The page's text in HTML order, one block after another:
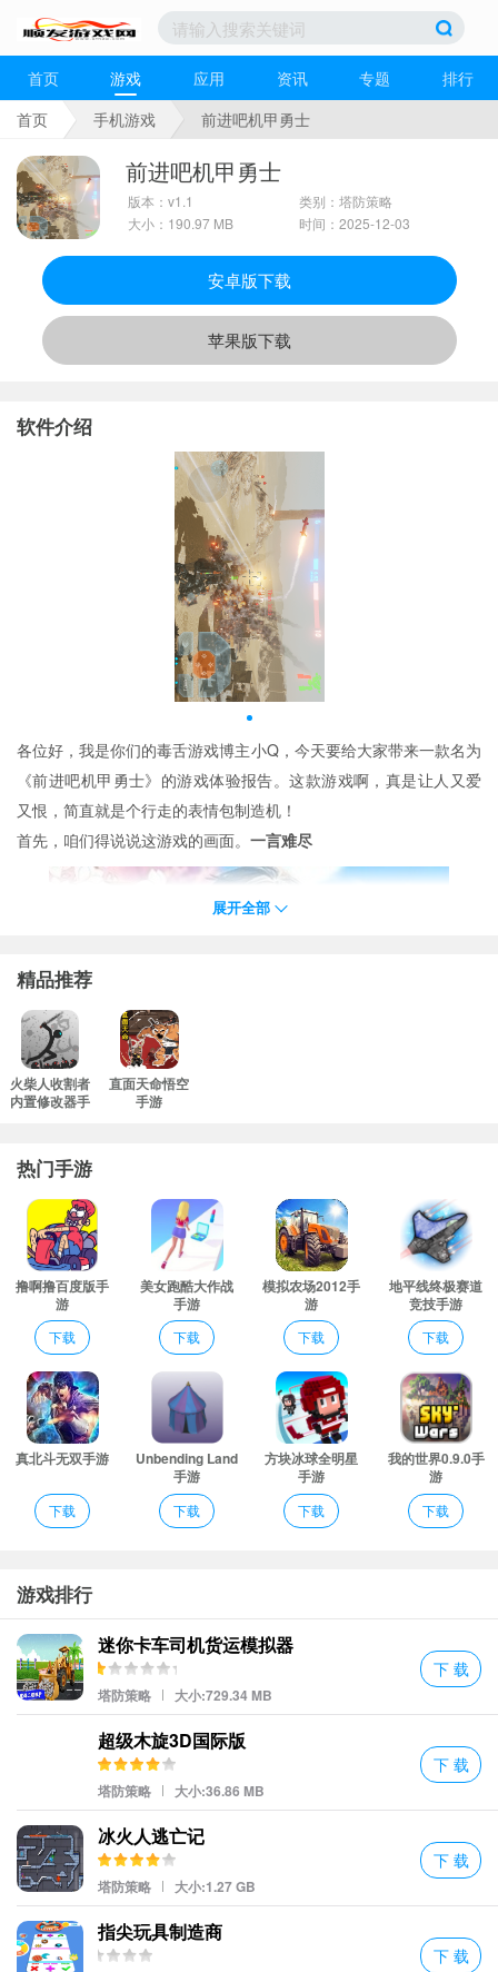
首页 游戏 应用 资讯 专题
排行
首页
手机游戏 前进吧机甲勇士
前进吧机甲勇士
版本：v1.1
大小：190.97 MB
类别：塔防策略
时间：2025-12-03
安卓版下载
苹果版下载
软件介绍
各位好，我是你们的毒舌游戏博主小Q，今天要给大家带来一款名为
《前进吧机甲勇士》的游戏体验报告。这款游戏啊，真是让人又爱
又恨，简直就是个行走的表情包制造机！
首先，咱们得说说这游戏的画面。 一言难尽
看看这色彩斑斓却又略显粗糙的画风，是不是有种回到了90年代的
感觉？但别误会，我可不是在夸它复古哦，更像是开发者对“高
说到操作，
灵敏度时高时低，有时候明明只是轻轻一点，结果却像是给敌人发
了个大招；而当你真想放大招的时候，却怎么按都没反应。这感觉
就像是在跟一个喝醉了酒的朋友玩游戏——你永远不知道下一秒会
展开全部
精品推荐
火柴人收割者
内置修改器手
直面天命悟空
手游
热门手游
撸啊撸百度版手
游
下载
美女跑酷大作战
手游
下载
模拟农场2012手
游
下载
地平线终极赛道
竞技手游
下载
真北斗无双手游
下载
Unbending Land
手游
下载
方块冰球全明星
手游
下载
我的世界0.9.0手
游
下载
游戏排行
迷你卡车司机货运模拟器
塔防策略 大小:729.34 MB
下 载
超级木旋3D国际版
塔防策略 大小:36.86 MB
下 载
冰火人逃亡记
塔防策略 大小:1.27 GB
下 载
指尖玩具制造商
下 载